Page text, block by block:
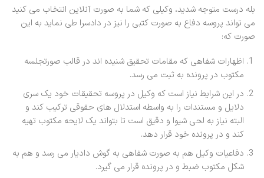
بله درست متوجه شدید، وکیلی که شما به صورت آنلاین انتخاب می کنید
می تواند پروسه دفاع به صورت کتبی را نیز در دادسرا طی نماید به این
صورت که:
اظهارات شفاهی که مقامات تحقیق شنیده اند در قالب صورتجلسه
مکتوب در پرونده به ثبت می رسد.
در این شرایط نیاز است که وکیل در پروسه تحقیقات خود یک سری
دلایل و مستندات را به واسطه استدلال های حقوقی ترکیب کند و
البته نیاز به لحی شیوا و دقیق است تا بتواند یک لایحه مکتوب تهیه
کند و در پرونده خود قرار دهد.
دفاعیات وکیل هم به صورت شفاهی به گوش دادیار می رسد و هم به
شکل مکتوب ضبط و در پرونده قرار می گیرد.